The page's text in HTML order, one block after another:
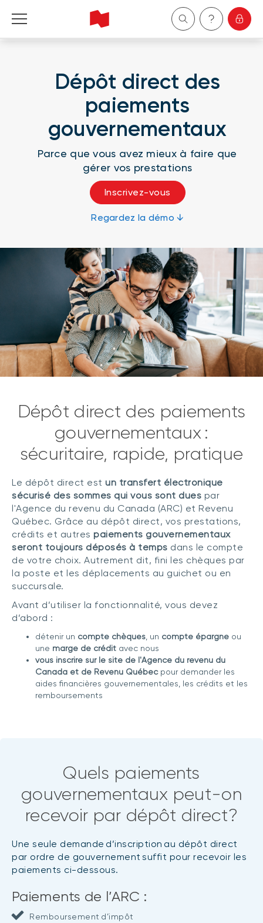
Entreprises
Gestion de patrimoine
À propos de nous
Dépôt direct des
paiements
gouvernementaux
Parce que vous avez mieux à faire que
gérer vos prestations
Inscrivez-vous
Regardez la démo ↓
Dépôt direct des paiements
gouvernementaux :
sécuritaire, rapide, pratique
Le dépôt direct est un transfert électronique
sécurisé des sommes qui vous sont dues par
l'Agence du revenu du Canada (ARC) et Revenu
Québec. Grâce au dépôt direct, vos prestations,
crédits et autres paiements gouvernementaux
seront toujours déposés à temps dans le compte
de votre choix. Autrement dit, fini les chèques par
la poste et les déplacements au guichet ou en
succursale.
Avant d’utiliser la fonctionnalité, vous devez
d’abord :
détenir un compte chèques , un compte épargne ou
une marge de crédit avec nous
vous inscrire sur le site de l'Agence du revenu du
Canada et de Revenu Québecpour demander les
aides financières gouvernementales, les crédits et les
remboursements
Quels paiements
gouvernementaux peut-on
recevoir par dépôt direct?
Une seule demande d’inscription au dépôt direct
par ordre de gouvernement suffit pour recevoir les
paiements ci-dessous.
Paiements de l’ARC :
Remboursement d’impôt